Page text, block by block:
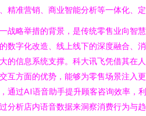
精准营销、商业智能分析等一体化、
战略举措的背景，是传统零售业向智
数字化改造、线上线下的深度融合、
的信息系统支撑。科大讯飞凭借其在
互方面的优势，能够为零售场景注入
通过AI语音助手提升顾客咨询效率，
分析店内语音数据来洞察消费行为与趋